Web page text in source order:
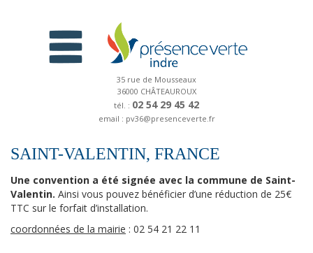
35 rue de Mousseaux
36000 CHÂTEAUROUX
tél. : 02 54 29 45 42
email : pv36@presenceverte.fr
SAINT-VALENTIN, FRANCE
Une convention a été signée avec la commune de Saint-
Valentin. Ainsi vous pouvez bénéficier d’une réduction de 25€
TTC sur le forfait d’installation.
coordonnées de la mairie : 02 54 21 22 11